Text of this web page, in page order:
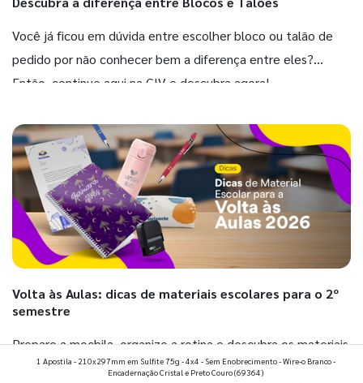
Você já ficou em dúvida entre escolher bloco ou talão de
pedido por não conhecer bem a diferença entre eles?
Então, continue aqui na GIV e descubra agora!
Volta às Aulas: dicas de materiais escolares para o 2º
semestre
Prepare a mochila, organize a rotina e descubra os materiais
que fazem toda diferença para começar o segundo
1 Apostila - 210x297mm em Sulfite 75g - 4x4 - Sem Enobrecimento - Wire-o Branco -
Encadernação Cristal e Preto Couro(69364)